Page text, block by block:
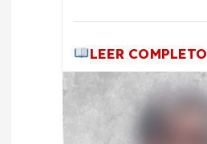
LEER COMPLETO